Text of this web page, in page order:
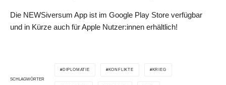
Die NEWSiversum App ist im Google Play Store verfügbar
und in Kürze auch für Apple Nutzer:innen erhältlich!
SCHLAGWÖRTER
DIPLOMATIE KONFLIKTE KRIEG